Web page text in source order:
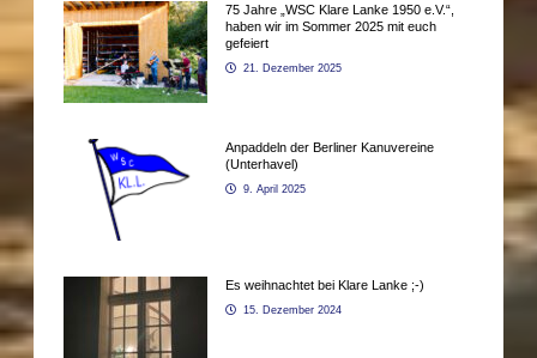
75 Jahre „WSC Klare Lanke 1950 e.V.“,
haben wir im Sommer 2025 mit euch
gefeiert
21. Dezember 2025
Anpaddeln der Berliner Kanuvereine
(Unterhavel)
9. April 2025
Es weihnachtet bei Klare Lanke ;-)
15. Dezember 2024